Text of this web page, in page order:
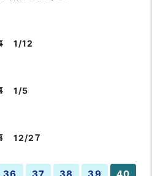
1/12
1/5
12/2７
36 37 38 39 40